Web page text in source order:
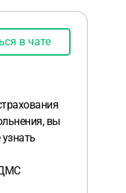
в чате
вы
ДМС